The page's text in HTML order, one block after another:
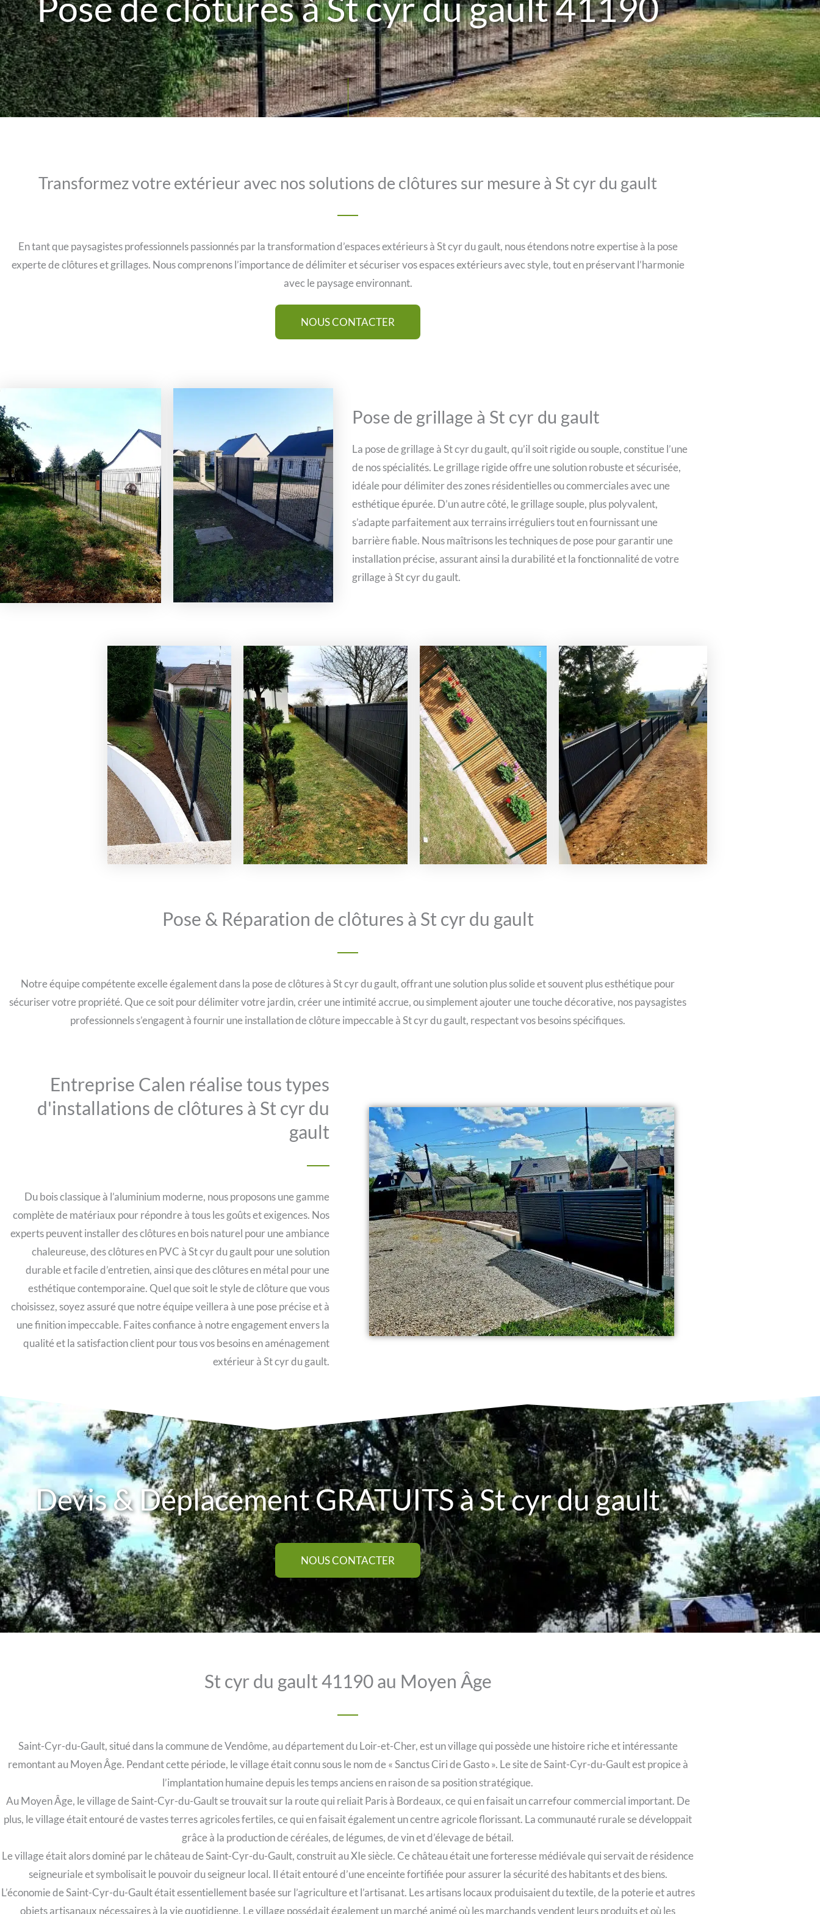
Transformez votre extérieur avec nos solutions de clôtures sur mesure à St cyr du gault
En tant que paysagistes professionnels passionnés par la transformation d’espaces extérieurs à St cyr du gault, nous étendons notre expertise à la pose
experte de clôtures et grillages. Nous comprenons l’importance de délimiter et sécuriser vos espaces extérieurs avec style, tout en préservant l’harmonie
avec le paysage environnant.
NOUS CONTACTER
Pose de grillage à St cyr du gault
La pose de grillage à St cyr du gault, qu’il soit rigide ou souple, constitue l’une
de nos spécialités. Le grillage rigide offre une solution robuste et sécurisée,
idéale pour délimiter des zones résidentielles ou commerciales avec une
esthétique épurée. D’un autre côté, le grillage souple, plus polyvalent,
s’adapte parfaitement aux terrains irréguliers tout en fournissant une
barrière fiable. Nous maîtrisons les techniques de pose pour garantir une
installation précise, assurant ainsi la durabilité et la fonctionnalité de votre
grillage à St cyr du gault.
Pose & Réparation de clôtures à St cyr du gault
Notre équipe compétente excelle également dans la pose de clôtures à St cyr du gault, offrant une solution plus solide et souvent plus esthétique pour
sécuriser votre propriété. Que ce soit pour délimiter votre jardin, créer une intimité accrue, ou simplement ajouter une touche décorative, nos paysagistes
professionnels s’engagent à fournir une installation de clôture impeccable à St cyr du gault, respectant vos besoins spécifiques.
Entreprise Calen réalise tous types
d'installations de clôtures à St cyr du
gault
Du bois classique à l’aluminium moderne, nous proposons une gamme
complète de matériaux pour répondre à tous les goûts et exigences. Nos
experts peuvent installer des clôtures en bois naturel pour une ambiance
chaleureuse, des clôtures en PVC à St cyr du gault pour une solution
durable et facile d’entretien, ainsi que des clôtures en métal pour une
esthétique contemporaine. Quel que soit le style de clôture que vous
choisissez, soyez assuré que notre équipe veillera à une pose précise et à
une finition impeccable. Faites confiance à notre engagement envers la
qualité et la satisfaction client pour tous vos besoins en aménagement
extérieur à St cyr du gault.
Devis & Déplacement GRATUITS à St cyr du gault
NOUS CONTACTER
St cyr du gault 41190 au Moyen Âge
Saint-Cyr-du-Gault, situé dans la commune de Vendôme, au département du Loir-et-Cher, est un village qui possède une histoire riche et intéressante
remontant au Moyen Âge. Pendant cette période, le village était connu sous le nom de « Sanctus Ciri de Gasto ». Le site de Saint-Cyr-du-Gault est propice à
l’implantation humaine depuis les temps anciens en raison de sa position stratégique.
Au Moyen Âge, le village de Saint-Cyr-du-Gault se trouvait sur la route qui reliait Paris à Bordeaux, ce qui en faisait un carrefour commercial important. De
plus, le village était entouré de vastes terres agricoles fertiles, ce qui en faisait également un centre agricole florissant. La communauté rurale se développait
grâce à la production de céréales, de légumes, de vin et d’élevage de bétail.
Le village était alors dominé par le château de Saint-Cyr-du-Gault, construit au XIe siècle. Ce château était une forteresse médiévale qui servait de résidence
seigneuriale et symbolisait le pouvoir du seigneur local. Il était entouré d’une enceinte fortifiée pour assurer la sécurité des habitants et des biens.
L’économie de Saint-Cyr-du-Gault était essentiellement basée sur l’agriculture et l’artisanat. Les artisans locaux produisaient du textile, de la poterie et autres
objets artisanaux nécessaires à la vie quotidienne. Le village possédait également un marché animé où les marchands vendent leurs produits et où les